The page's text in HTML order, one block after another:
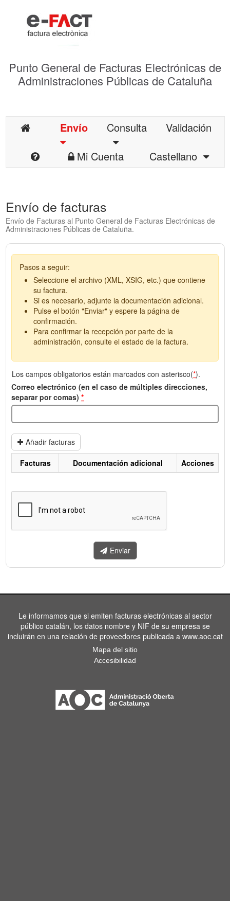
Punto General de Facturas Electrónicas de
Administraciones Públicas de Cataluña
Envío Consulta
Validación
Mi Cuenta
Castellano
Envío de facturas
Envío de Facturas al Punto General de Facturas Electrónicas de
Administraciones Públicas de Cataluña.
Pasos a seguir:
Seleccione el archivo (XML, XSIG, etc.) que contiene
su factura.
Si es necesario, adjunte la documentación adicional.
Pulse el botón "Enviar" y espere la página de
confirmación.
Para confirmar la recepción por parte de la
administración, consulte el estado de la factura.
Los campos obligatorios están marcados con asterisco(*).
Correo electrónico (en el caso de múltiples direcciones,
separar por comas) *
Añadir facturas
enviar.
Facturas Documentación adicional Acciones
Enviar
Le informamos que si emiten facturas electrónicas al sector
público catalán, los datos nombre y NIF de su empresa se
incluirán en una relación de proveedores publicada a www.aoc.cat
Mapa del sitio
Accesibilidad